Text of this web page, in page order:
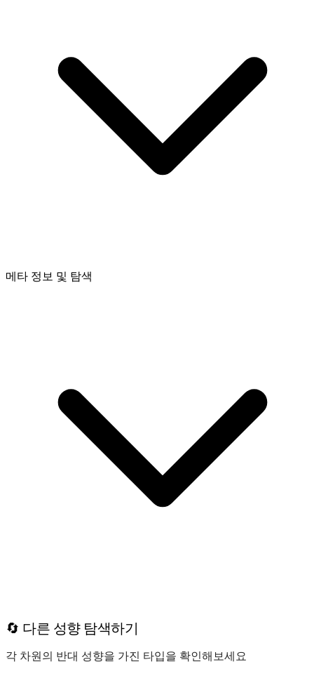
메타 정보 및 탐색
🔄 다른 성향 탐색하기
각 차원의 반대 성향을 가진 타입을 확인해보세요